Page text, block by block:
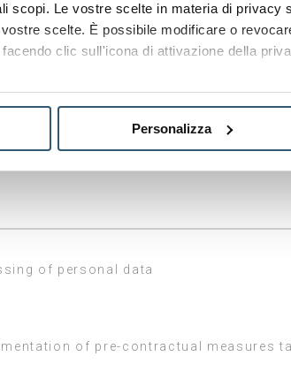
scopi. Le vostre scelte in materia di privacy
scelte. È possibile modificare o
clic sull'icona di attivazione della
scansionandolo attivamente alla ricerca
informazioni sul modo in cui utilizza il
dei loro servizi.
Personalizza
of personal data
of pre-contractual measures